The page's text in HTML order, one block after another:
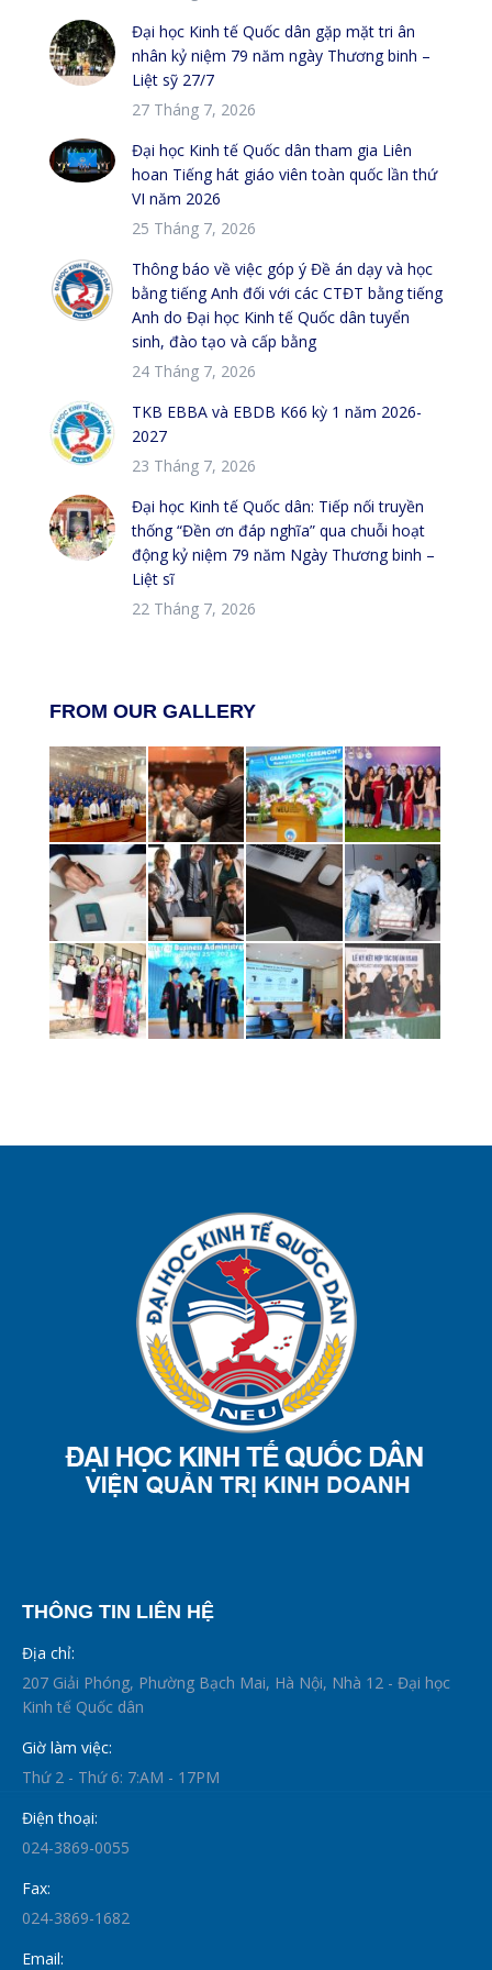
Đại học Kinh tế Quốc dân gặp mặt tri ân
nhân kỷ niệm 79 năm ngày Thương binh –
Liệt sỹ 27/7
27 Tháng 7, 2026
Đại học Kinh tế Quốc dân tham gia Liên
hoan Tiếng hát giáo viên toàn quốc lần thứ
VI năm 2026
25 Tháng 7, 2026
Thông báo về việc góp ý Đề án dạy và học
bằng tiếng Anh đối với các CTĐT bằng tiếng
Anh do Đại học Kinh tế Quốc dân tuyển
sinh, đào tạo và cấp bằng
24 Tháng 7, 2026
TKB EBBA và EBDB K66 kỳ 1 năm 2026-
2027
23 Tháng 7, 2026
Đại học Kinh tế Quốc dân: Tiếp nối truyền
thống “Đền ơn đáp nghĩa” qua chuỗi hoạt
động kỷ niệm 79 năm Ngày Thương binh –
Liệt sĩ
22 Tháng 7, 2026
FROM OUR GALLERY
THÔNG TIN LIÊN HỆ
Địa chỉ:
207 Giải Phóng, Phường Bạch Mai, Hà Nội, Nhà 12 - Đại học
Kinh tế Quốc dân
Giờ làm việc:
Thứ 2 - Thứ 6: 7:AM - 17PM
Điện thoại:
024-3869-0055
Fax:
024-3869-1682
Email: